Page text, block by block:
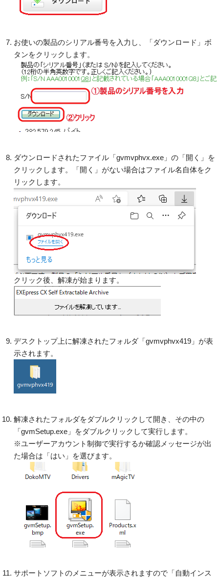
お使いの製品のシリアル番号を入力し、「ダウンロード」ボ
タンをクリックします。
ダウンロードされたファイル「gvmvphvx.exe」の「開く」を
クリックします。「開く」がない場合はファイル名自体をク
リックします。
クリック後、解凍が始まります。
デスクトップ上に解凍されたフォルダ「gvmvphvx419」が表
示されます。
解凍されたフォルダをダブルクリックして開き、その中の
「gvmSetup.exe」をダブルクリックして実行します。
※ユーザーアカウント制御で実行するか確認メッセージが出
た場合は「はい」を選びます。
サポートソフトのメニューが表示されますので「自動インス